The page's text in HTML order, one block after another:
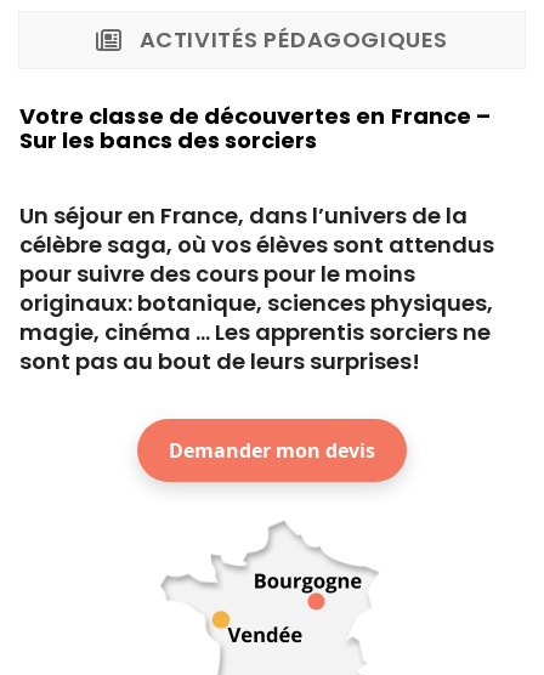
ACTIVITÉS PÉDAGOGIQUES
Votre classe de découvertes en France –
Sur les bancs des sorciers
Un séjour en France, dans l’univers de la
célèbre saga, où vos élèves sont attendus
pour suivre des cours pour le moins
originaux: botanique, sciences physiques,
magie, cinéma … Les apprentis sorciers ne
sont pas au bout de leurs surprises!
Demander mon devis